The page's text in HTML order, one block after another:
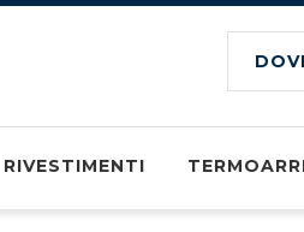
RIVESTIMENTI